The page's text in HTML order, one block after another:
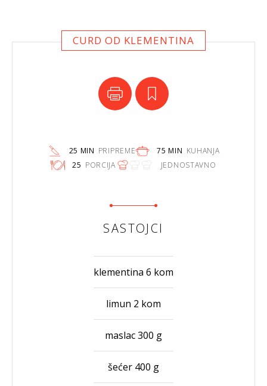
CURD OD KLEMENTINA
25 MIN PRIPREME 75 MIN KUHANJA
25 PORCIJA JEDNOSTAVNO
SASTOJCI
klementina 6 kom
limun 2 kom
maslac 300 g
šećer 400 g